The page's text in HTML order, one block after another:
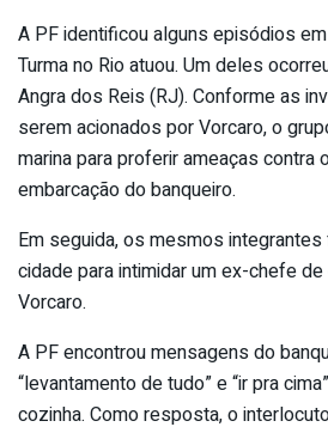
A PF identificou alguns episódios
Turma no Rio atuou. Um deles
Angra dos Reis (RJ). Conforme as
serem acionados por Vorcaro, o
marina para proferir ameaças contra
embarcação do banqueiro.
Em seguida, os mesmos
cidade para intimidar um ex-chefe
Vorcaro.
A PF encontrou mensagens do
“levantamento de tudo” e “ir pra
cozinha. Como resposta, o